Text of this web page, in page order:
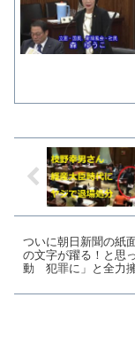
ついに朝日新聞の紙
の文字が躍る！と思
動 犯罪に」と全力